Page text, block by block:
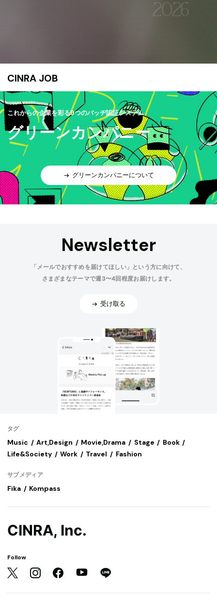
CINRA JOB
これからの企業を彩る9つのバッヂ認証システム
グリーンカンパニー
グリーンカンパニーについて
Newsletter
「メールでおすすめを届けてほしい」という方に向けて、
さまざまなテーマで週3〜4回程度お届けします。
受け取る
タグ
Music Art,Design Movie,Drama Stage
Book
Life&Society
Work Travel Fashion
サブメディア
Fika Kompass
CINRA, Inc.
Follow